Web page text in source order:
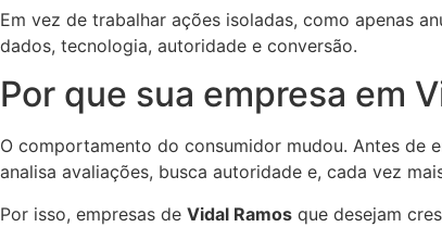
Em vez de trabalhar ações isoladas, como apenas
dados, tecnologia, autoridade e conversão.
Por que sua empresa em
O comportamento do consumidor mudou. Antes de
analisa avaliações, busca autoridade e, cada vez
Por isso, empresas de Vidal Ramos que desejam